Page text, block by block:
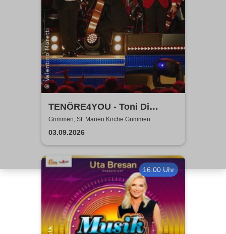
TENÖRE4YOU - Toni Di
Napoli & Pietro Pato
Grimmen, St. Marien Kirche Grimmen
03.09.2026
16:00 Uhr